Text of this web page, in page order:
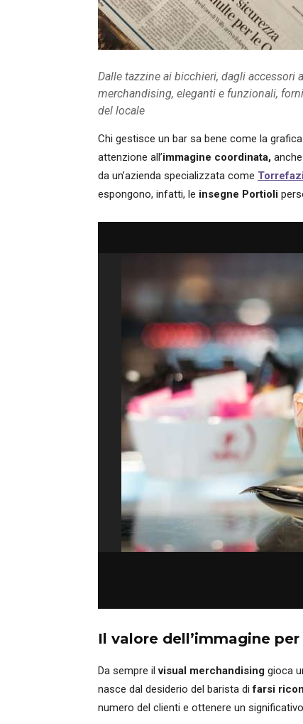
Dalle tazzine ai bicchieri, dagli
merchandising, eleganti e funzionali,
del locale
Chi gestisce un bar sa bene come la
attenzione all’immagine coordinata,
da un’azienda specializzata come
espongono, infatti, le insegne Portioli
Il valore dell’immagine
Da sempre ilvisual merchandising gioca
nasce dal desiderio del barista difarsi
numero del clienti e ottenere un